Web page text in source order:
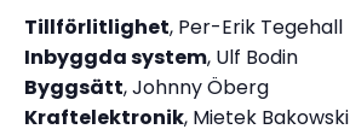
Tillförlitlighet, Per-Erik Tegehall
Inbyggda system, Ulf Bodin
Byggsätt, Johnny Öberg
Kraftelektronik, Mietek Bakowski